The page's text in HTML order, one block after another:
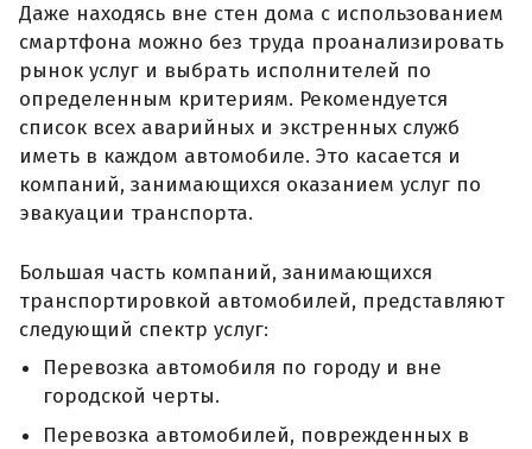
Даже находясь вне стен дома с использованием
смартфона можно без труда проанализировать
рынок услуг и выбрать исполнителей по
определенным критериям. Рекомендуется
список всех аварийных и экстренных служб
иметь в каждом автомобиле. Это касается и
компаний, занимающихся оказанием услуг по
эвакуации транспорта.
Большая часть компаний, занимающихся
транспортировкой автомобилей, представляют
следующий спектр услуг:
Перевозка автомобиля по городу и вне
городской черты.
Перевозка автомобилей, поврежденных в